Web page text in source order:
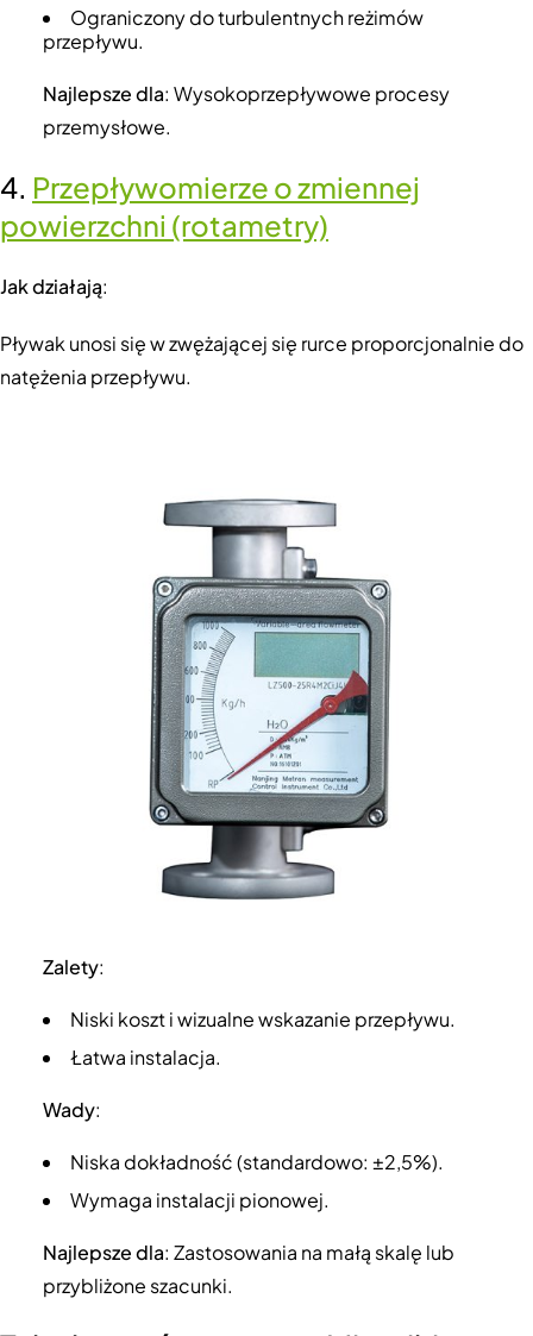
Ograniczony do turbulentnych reżimów
przepływu.
Najlepsze dla: Wysokoprzepływowe procesy
przemysłowe.
4. Przepływomierze o zmiennej
powierzchni (rotametry)
Jak działają:
Pływak unosi się w zwężającej się rurce proporcjonalnie do
natężenia przepływu.
Zalety:
Niski koszt i wizualne wskazanie przepływu.
Łatwa instalacja.
Wady:
Niska dokładność (standardowo: ±2,5%).
Wymaga instalacji pionowej.
Najlepsze dla: Zastosowania na małą skalę lub
przybliżone szacunki.